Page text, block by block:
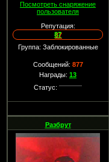
Посмотреть снаряжение
пользователя
Репутация:
87
Группа: Заблокированные
Сообщений: 877
Награды: 13
Статус:
Разбрут